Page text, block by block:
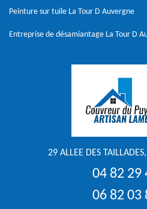
Peinture sur tuile La Tour D Auvergne
Entreprise de désamiantage La Tour D
29 ALLEE DES
04 82 29
06 82 03